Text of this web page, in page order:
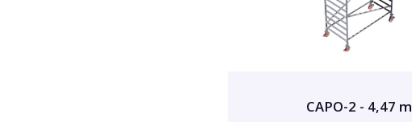
CAPO-2 - 4,47 m